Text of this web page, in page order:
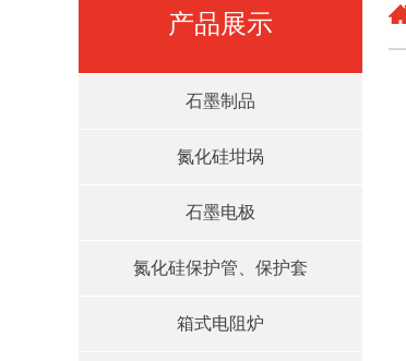
产品展示
石墨制品
氮化硅坩埚
石墨电极
氮化硅保护管、保护套
箱式电阻炉